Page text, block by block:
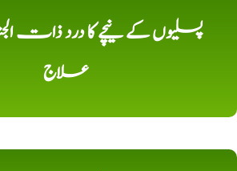
پسلیوں کے نیچے کا درد ذات
علاج